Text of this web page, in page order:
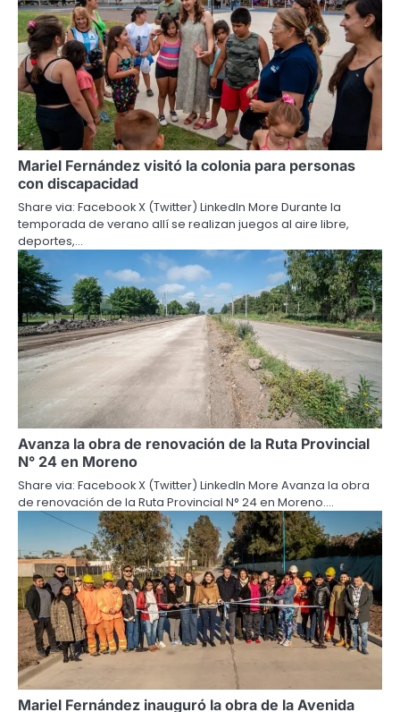
Mariel Fernández visitó la colonia para personas
con discapacidad
Share via: Facebook X (Twitter) LinkedIn More Durante la
temporada de verano allí se realizan juegos al aire libre,
deportes,…
Avanza la obra de renovación de la Ruta Provincial
N° 24 en Moreno
Share via: Facebook X (Twitter) LinkedIn More Avanza la obra
de renovación de la Ruta Provincial N° 24 en Moreno.…
Mariel Fernández inauguró la obra de la Avenida